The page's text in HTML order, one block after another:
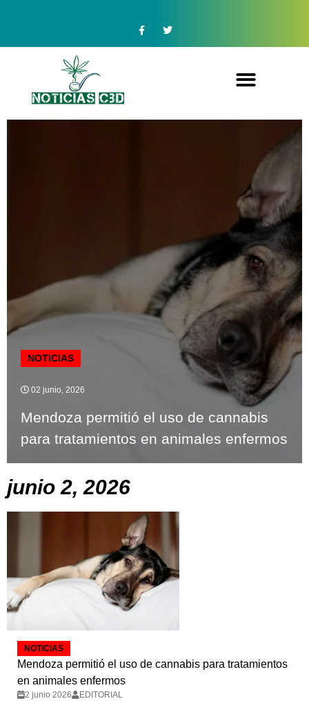
NOTICIAS
02 junio, 2026
Mendoza permitió el uso de cannabis
para tratamientos en animales enfermos
junio 2, 2026
NOTICIAS
Mendoza permitió el uso de cannabis para tratamientos
en animales enfermos
2 junio 2026 EDITORIAL